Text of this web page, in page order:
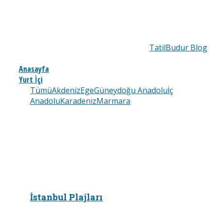
TatilBudur Blog
Anasayfa
Yurt İçi
TümüAkdenizEgeGüneydoğu Anadoluİç
AnadoluKaradenizMarmara
İstanbul Plajları